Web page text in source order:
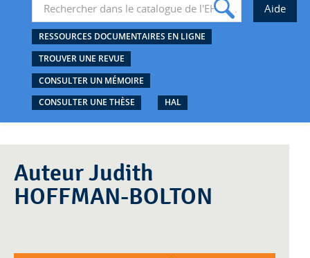
RESSOURCES DOCUMENTAIRES EN LIGNE
TROUVER UNE REVUE
CONSULTER UN MÉMOIRE
CONSULTER UNE THÈSE
HAL
Auteur Judith
HOFFMAN-BOLTON